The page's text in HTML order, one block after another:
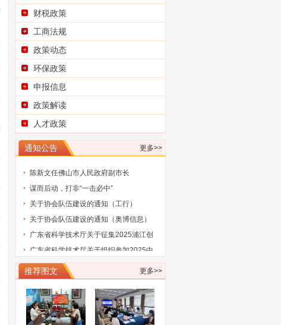
财税政策
工商法规
政策动态
环保政策
申报信息
政策解读
人才政策
更多>>
通知公告
新论坛—全球技术转移大会参展项目
广东省科学技术厅关于组织参加2025中
国国际大数据产业博览会的通知
广东省工业和信息化厅关于广东民营企
业家智库成员（第三批）名单的通告
工业和信息化部办公厅关于开展2024年
工业废水循环利用典型案例征集工作的
通知
2024“创客广东”南海区域赛火热报名中
关于公布 2023年佛山高新区金融服务企
业大赛评选结果的通知
陈新文任佛山市人民政府副市长
谋而后动，打非“一击必中”
关于协会队伍建设的通知（工行）
关于协会队伍建设的通知（奥博信息）
广东省科学技术厅关于征集2025浦江创
更多>>
推荐图文